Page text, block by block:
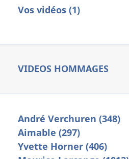
Vos vidéos (1)
VIDEOS HOMMAGES
André Verchuren (348)
Aimable (297)
Yvette Horner (406)